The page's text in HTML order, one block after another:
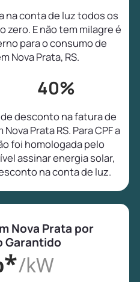
na conta de luz todos os
E não tem milagre é
para o consumo de
Nova Prata, RS.
40%
desconto na fatura de
Prata RS. Para CPF a
foi homologada pelo
assinar energia solar,
na conta de luz.
Nova Prata por
Garantido
/kW